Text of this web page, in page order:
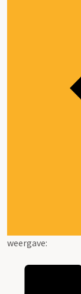
weergave: